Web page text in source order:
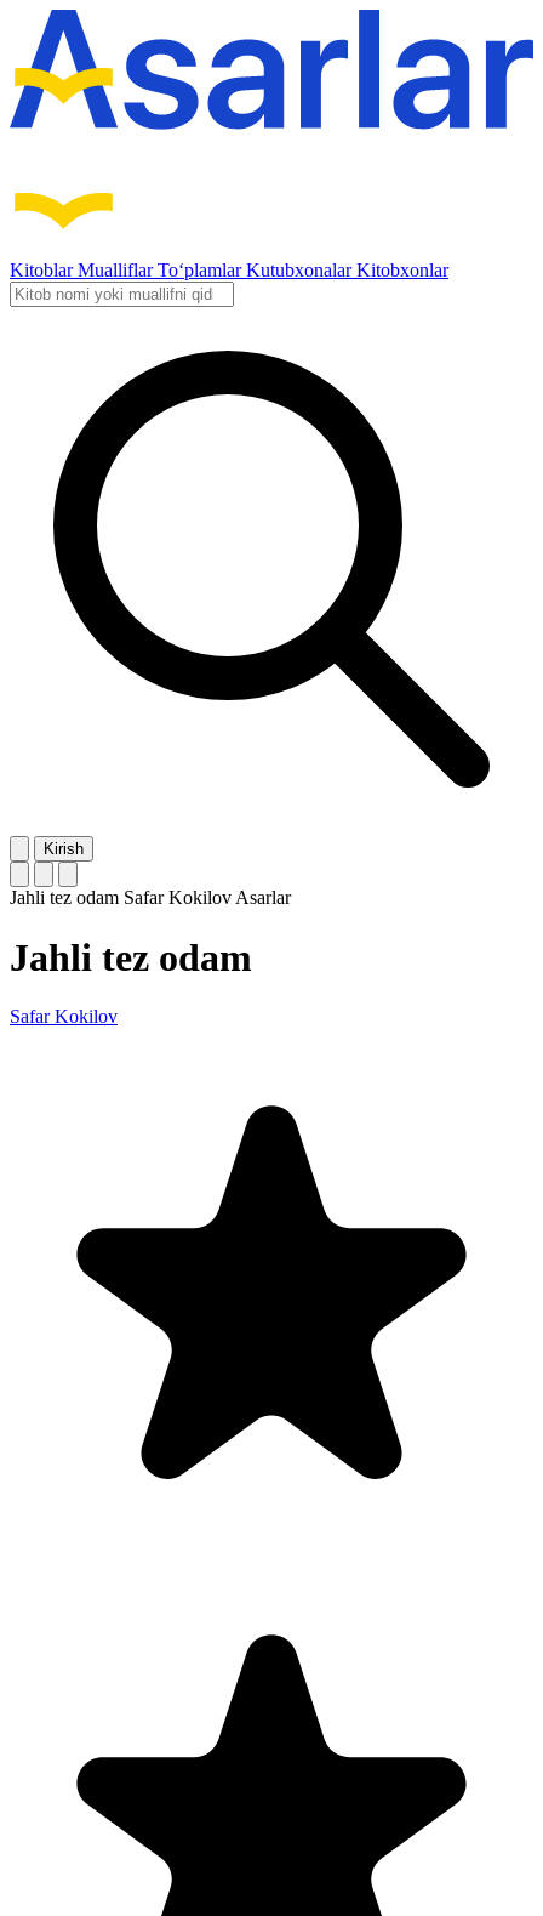
KitoblarMualliflarTo‘plamlarKutubxonalarKitobxonlar
Kirish
Jahli tez odam Safar KokilovAsarlar
Jahli tez odam
Safar Kokilov